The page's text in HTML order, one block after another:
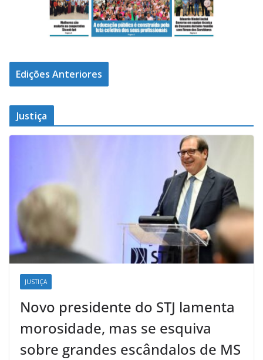
Edições Anteriores
Justiça
JUSTIÇA
Novo presidente do STJ lamenta
morosidade, mas se esquiva
sobre grandes escândalos de MS